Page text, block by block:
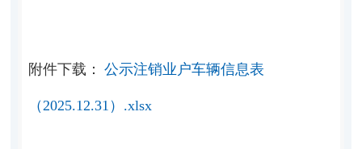
附件下载： 公示注销业户车辆信息表
（2025.12.31）.xlsx